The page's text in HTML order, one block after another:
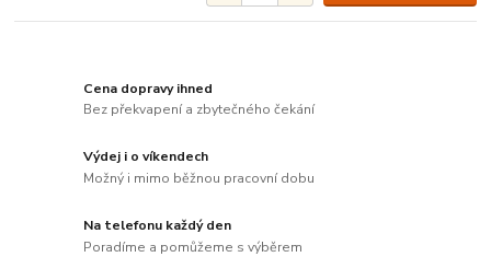
Cena dopravy ihned
Bez překvapení a zbytečného čekání
Výdej i o víkendech
Možný i mimo běžnou pracovní dobu
Na telefonu každý den
Poradíme a pomůžeme s výběrem